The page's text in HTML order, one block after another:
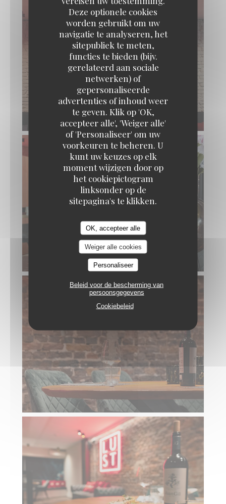
Deze optionele cookies
worden gebruikt om uw
navigatie te analyseren, het
sitepubliek te meten,
functies te bieden (bijv.
gerelateerd aan sociale
netwerken) of
gepersonaliseerde
advertenties of inhoud weer
te geven. Klik op 'OK,
accepteer alle', 'Weiger alle'
of 'Personaliseer' om uw
voorkeuren te beheren. U
kunt uw keuzes op elk
moment wijzigen door op
het cookiepictogram
linksonder op de
sitepagina's te klikken.
OK, accepteer alle
Weiger alle cookies
Personaliseer
Beleid voor de bescherming van
persoonsgegevens
Cookiebeleid
LUST